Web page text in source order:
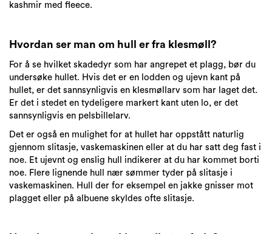
kashmir med fleece.
Hvordan ser man om hull er fra klesmøll?
For å se hvilket skadedyr som har angrepet et plagg, bør du
undersøke hullet. Hvis det er en lodden og ujevn kant på
hullet, er det sannsynligvis en klesmøllarv som har laget det.
Er det i stedet en tydeligere markert kant uten lo, er det
sannsynligvis en pelsbillelarv.
Det er også en mulighet for at hullet har oppstått naturlig
gjennom slitasje, vaskemaskinen eller at du har satt deg fast i
noe. Et ujevnt og enslig hull indikerer at du har kommet borti
noe. Flere lignende hull nær sømmer tyder på slitasje i
vaskemaskinen. Hull der for eksempel en jakke gnisser mot
plagget eller på albuene skyldes ofte slitasje.